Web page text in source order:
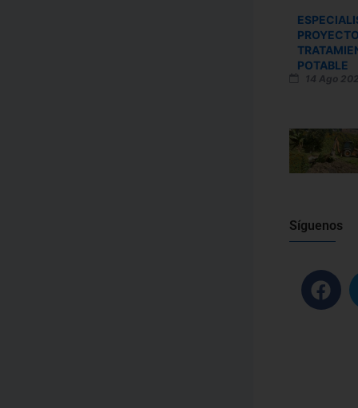
POTABLE
14 Ago
Síguenos
F
a